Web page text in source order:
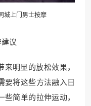
城上门男士按摩
议
明显的放松效果，
要将这些方法融入日
简单的拉伸运动，